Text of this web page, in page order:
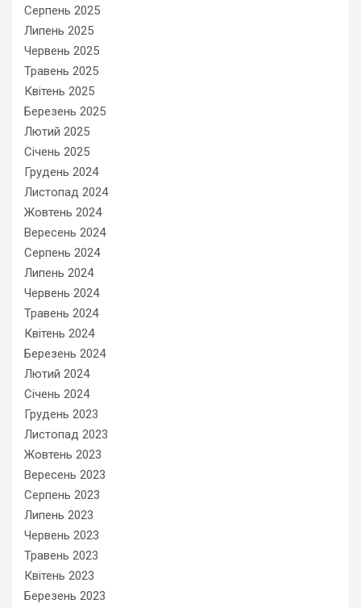
Серпень 2025
Липень 2025
Червень 2025
Травень 2025
Квітень 2025
Березень 2025
Лютий 2025
Січень 2025
Грудень 2024
Листопад 2024
Жовтень 2024
Вересень 2024
Серпень 2024
Липень 2024
Червень 2024
Травень 2024
Квітень 2024
Березень 2024
Лютий 2024
Січень 2024
Грудень 2023
Листопад 2023
Жовтень 2023
Вересень 2023
Серпень 2023
Липень 2023
Червень 2023
Травень 2023
Квітень 2023
Березень 2023